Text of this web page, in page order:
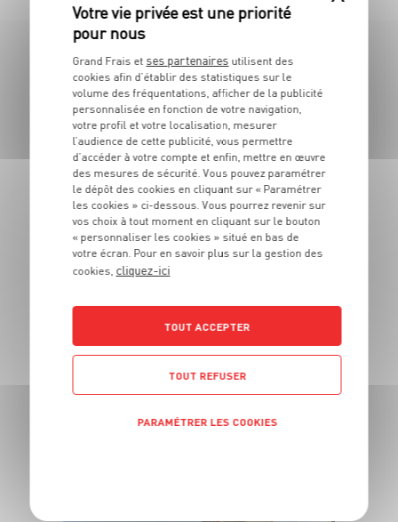
LES MAGASINS
À PROXIMITÉ
Vous souhaitez connaitre les magasins proches de votre
Grand Frais habituel ? Trouvez ci-dessous ceux qui sont les
plus proches !
Grand Frais et ses partenaires utilisent des
cookies afin d’établir des statistiques sur le
volume des fréquentations, afficher de la publicité
personnalisée en fonction de votre navigation,
votre profil et votre localisation, mesurer
l’audience de cette publicité, vous permettre
d’accéder à votre compte et enfin, mettre en œuvre
des mesures de sécurité. Vous pouvez paramétrer
le dépôt des cookies en cliquant sur « Paramétrer
les cookies » ci-dessous. Vous pourrez revenir sur
vos choix à tout moment en cliquant sur le bouton
« personnaliser les cookies » situé en bas de
votre écran. Pour en savoir plus sur la gestion des
cookies, cliquez-ici
TOUT ACCEPTER
TOUT REFUSER
PARAMÉTRER LES COOKIES